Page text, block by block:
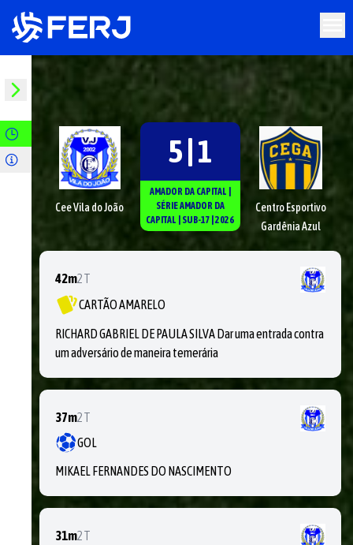
Cee Vila do João
5 | 1
AMADOR DA CAPITAL
SÉRIEAMADOR DA
CAPITAL
SUB-17 2026
Centro Esportivo
Gardênia Azul
42m2T
CARTÃO AMARELO
RICHARD GABRIEL DE PAULA SILVA Dar uma entrada contra
um adversário de maneira temerária
37m2T
GOL
MIKAEL FERNANDES DO NASCIMENTO
31m2T